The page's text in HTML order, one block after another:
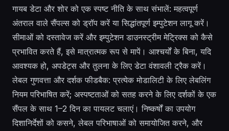
गायब डेटा और शोर को एक स्पष्ट नीति के साथ संभालें: महत्वपूर्ण
अंतराल वाले सैंपल्स को ड्रॉप करें या सिद्धांतपूर्ण इम्पुटेशन लागू करें।
सीमाओं को दस्तावेज करें और इम्पुटेशन डाउनस्ट्रीम मेट्रिक्स को कैसे
प्रभावित करते हैं, इसे मात्रात्मक रूप से मापें। आश्चर्यों के बिना, यदि
आवश्यक हो, अपडेट्स और तुलना के लिए डेटा वंशावली ट्रैक करें।
लेबल गुणवत्ता और दर्शक फीडबैक: प्रत्येक मोडालिटी के लिए लेबलिंग
नियम परिभाषित करें; अस्पष्टताओं को सतह करने के लिए दर्शकों के एक
सैंपल के साथ 1–2 दिन का पायलट चलाएं। निष्कर्षों का उपयोग
दिशानिर्देशों को कसने, लेबल परिभाषाओं को समायोजित करने, और